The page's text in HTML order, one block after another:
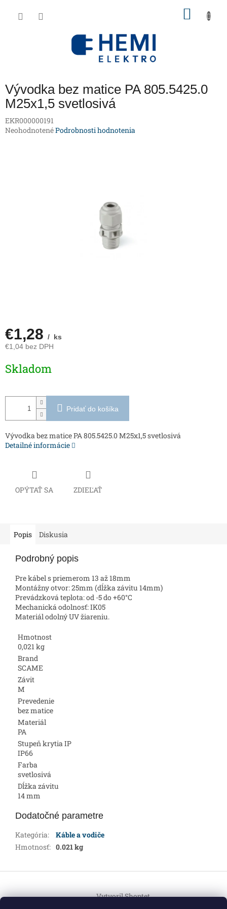
Vývodka bez matice PA 805.5425.0
M25x1,5 svetlosivá
EKR000000191
Priemerné
NeohodnotenéPodrobnosti hodnotenia
€1,28 / ks
€1,04 bez DPH
cena:
Skladom
Pridať do košíka
Vývodka bez matice PA 805.5425.0 M25x1,5 svetlosivá
Detailné informácie
OPÝTAŤ SA ZDIEĽAŤ
Popis Diskusia
Podrobný popis
Pre kábel s priemerom 13 až 18mm
Montážny otvor: 25mm (dĺžka závitu 14mm)
Prevádzková teplota: od -5 do +60°C
Mechanická odolnosť: IK05
Materiál odolný UV žiareniu.
Hmotnost
0,021 kg
Brand
SCAME
Závit
M
Prevedenie
bez matice
Materiál
PA
Stupeň krytia IP
IP66
Farba
svetlosivá
Dĺžka závitu
14 mm
Dodatočné parametre
Kategória:
Káble a vodiče
Hmotnosť: 0.021 kg
p
Vytvoril Shoptet